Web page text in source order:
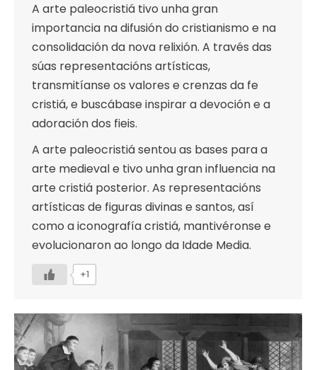
A arte paleocristiá tivo unha gran
importancia na difusión do cristianismo e na
consolidación da nova relixión. A través das
súas representacións artísticas,
transmitíanse os valores e crenzas da fe
cristiá, e buscábase inspirar a devoción e a
adoración dos fieis.
A arte paleocristiá sentou as bases para a
arte medieval e tivo unha gran influencia na
arte cristiá posterior. As representacións
artísticas de figuras divinas e santos, así
como a iconografía cristiá, mantivéronse e
evolucionaron ao longo da Idade Media.
+1